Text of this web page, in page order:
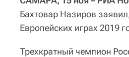
Бахтовар Назиров
Европейских играх 2019
Трехкратный чемпион